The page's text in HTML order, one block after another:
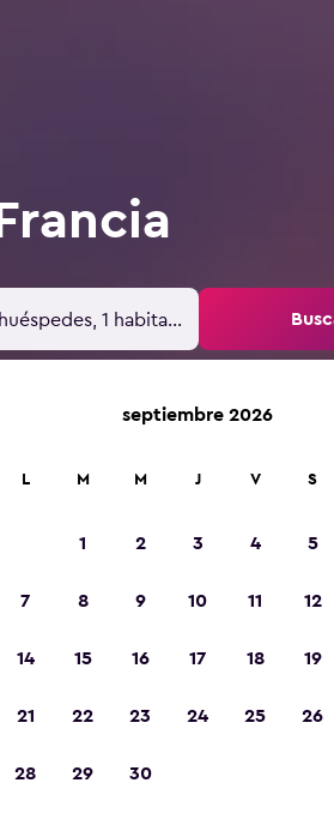
1 habitación
septiembre 2026
L M M J V S
1 2 3 4 5
7 8 9 10 11 12
14 15 16 17 18 19
21 22 23 24 25 26
28 29 30